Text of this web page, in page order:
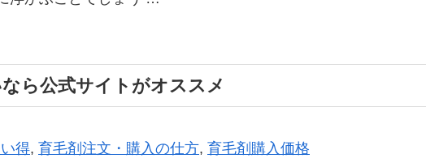
ら公式サイトがオススメ
得, 育毛剤注文・購入の仕方, 育毛剤購入価格